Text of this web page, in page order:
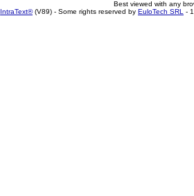
Best viewed with any
IntraText®(V89) - Some rights reserved by EuloTech SRL -